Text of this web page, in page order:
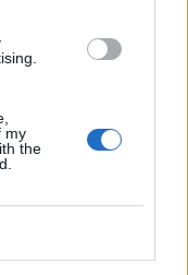
my
the